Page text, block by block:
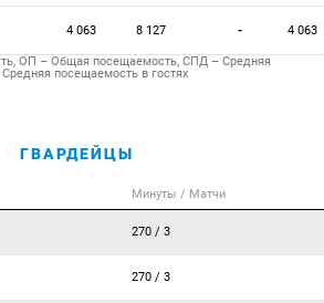
4 063 8 127 - 4 063
ОП – Общая посещаемость, СПД – Средняя
посещаемость в гостях
ГВАРДЕЙЦЫ
Минуты / Матчи
270 / 3
270 / 3